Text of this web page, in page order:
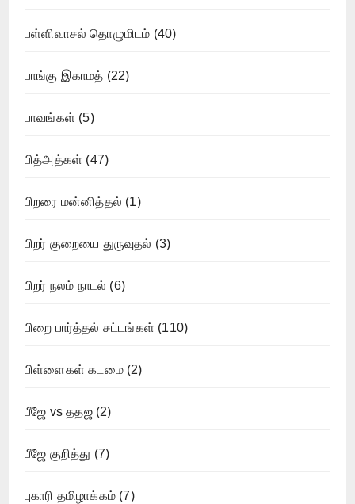
பள்ளிவாசல் தொழுமிடம் (40)
பாங்கு இகாமத் (22)
பாவங்கள் (5)
பித்அத்கள் (47)
பிறரை மன்னித்தல் (1)
பிறர் குறையை துருவுதல் (3)
பிறர் நலம் நாடல் (6)
பிறை பார்த்தல் சட்டங்கள் (110)
பிள்ளைகள் கடமை(2)
பீஜே vs ததஜ(2)
பீஜே குறித்து (7)
புகாரி தமிழாக்கம் (7)